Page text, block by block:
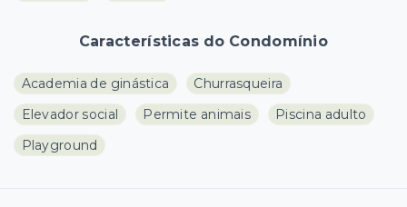
Características do Condomínio
Academia de ginástica
Churrasqueira
Elevador social
Permite animais
Piscina adulto
Playground